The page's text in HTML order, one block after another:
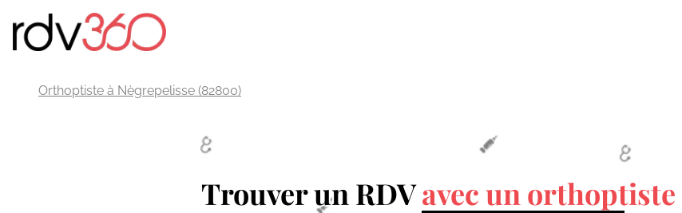
Orthoptiste à Nègrepelisse (82800)
Trouver un RDVavec un orthoptiste